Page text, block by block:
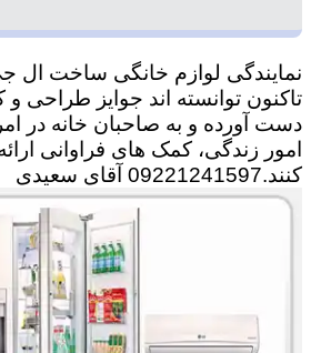
نمایندگی لوازم خانگی ساخت ال
تاکنون توانسته اند جوایز طراحی
دست آورده و به صاحبان خانه در
امور زندگی، کمک های فراوانی
کنند.09221241597 آقای سعیدی